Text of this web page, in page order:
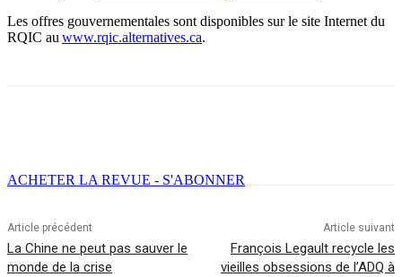
Les offres gouvernementales sont disponibles sur le site Internet du
RQIC au www.rqic.alternatives.ca.
ACHETER LA REVUE - S'ABONNER
Article précédent
La Chine ne peut pas sauver le
monde de la crise
Article suivant
François Legault recycle les
vieilles obsessions de l’ADQ à